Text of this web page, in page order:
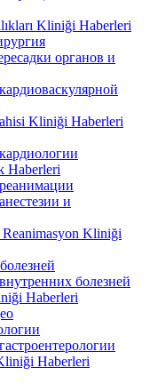
Kliniği Haberleri
органов и
Kliniği Haberleri
Haberleri
и
Kliniği
болезней
Haberleri
Haberleri